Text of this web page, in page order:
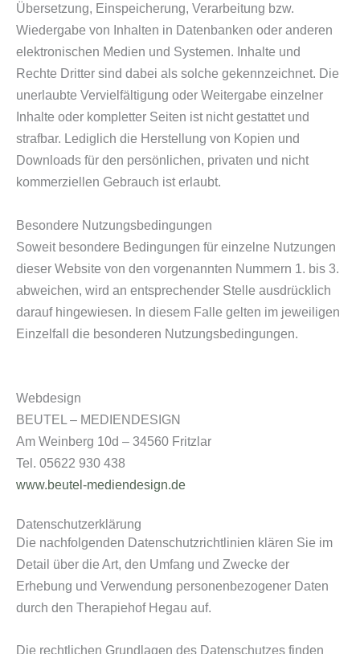
Übersetzung, Einspeicherung, Verarbeitung bzw.
Wiedergabe von Inhalten in Datenbanken oder anderen
elektronischen Medien und Systemen. Inhalte und
Rechte Dritter sind dabei als solche gekennzeichnet. Die
unerlaubte Vervielfältigung oder Weitergabe einzelner
Inhalte oder kompletter Seiten ist nicht gestattet und
strafbar. Lediglich die Herstellung von Kopien und
Downloads für den persönlichen, privaten und nicht
kommerziellen Gebrauch ist erlaubt.
Besondere Nutzungsbedingungen
Soweit besondere Bedingungen für einzelne Nutzungen
dieser Website von den vorgenannten Nummern 1. bis 3.
abweichen, wird an entsprechender Stelle ausdrücklich
darauf hingewiesen. In diesem Falle gelten im jeweiligen
Einzelfall die besonderen Nutzungsbedingungen.
Webdesign
BEUTEL – MEDIENDESIGN
Am Weinberg 10d – 34560 Fritzlar
Tel. 05622 930 438
www.beutel-mediendesign.de
Datenschutzerklärung
Die nachfolgenden Datenschutzrichtlinien klären Sie im
Detail über die Art, den Umfang und Zwecke der
Erhebung und Verwendung personenbezogener Daten
durch den Therapiehof Hegau auf.
Die rechtlichen Grundlagen des Datenschutzes finden